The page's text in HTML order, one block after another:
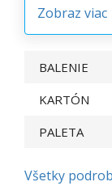
Zobraz viac
BALENIE
KARTÓN
PALETA
Všetky